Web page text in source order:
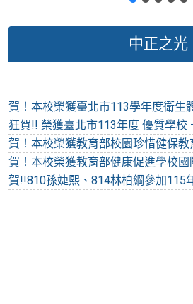
狂賀!! 榮獲臺北市113年度 優質學校
賀！本校榮獲教育部校園珍惜健保
賀！本校榮獲教育部健康促進學校
賀!!810孫婕熙、814林柏綱參加115
賀！本校榮獲114年第12屆「教育